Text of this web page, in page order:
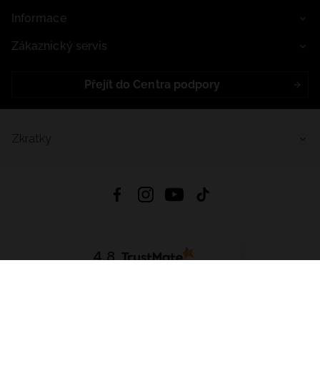
Informace
Zákaznický servis
Přejít do Centra podpory
4.8